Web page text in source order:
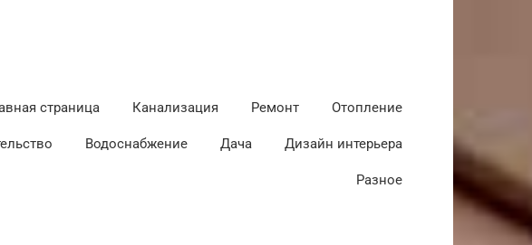
страница Канализация Ремонт Отопление
Водоснабжение Дача Дизайн интерьера
Разное